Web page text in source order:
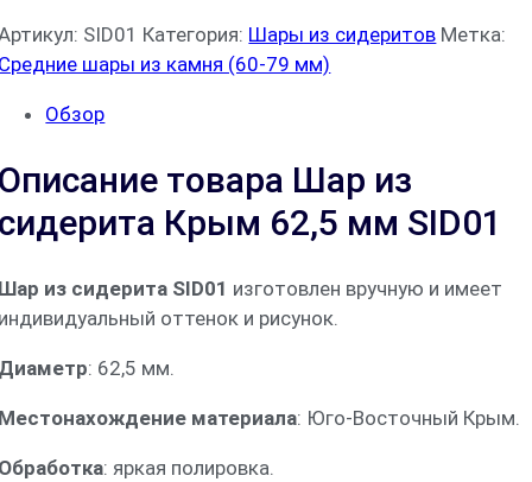
SID01 Категория: Шары из сидеритов Метка:
шары из камня (60-79 мм)
Обзор
товара Шар из
Крым 62,5 мм SID01
из сидерита SID01 изготовлен вручную и имеет
оттенок и рисунок.
: 62,5 мм.
материала: Юго-Восточный Крым.
: яркая полировка.